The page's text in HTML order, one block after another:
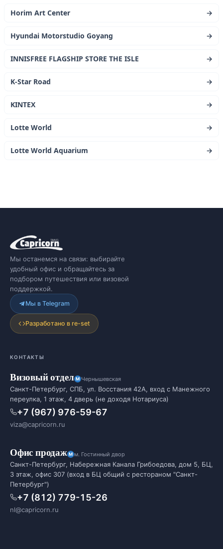
Horim Art Center →
Hyundai Motorstudio Goyang →
INNISFREE FLAGSHIP STORE THE ISLE →
K-Star Road →
KINTEX →
Lotte World →
Lotte World Aquarium →
Мы останемся на связи: выбирайте
удобный офис и обращайтесь за
подбором путешествия или визовой
поддержкой.
Мы в Telegram
Разработано в re-set
КОНТАКТЫ
Визовый отдел Чернышевская
Санкт-Петербург, СПБ, ул. Восстания 42А, вход с Манежного
переулка, 1 этаж, 4 дверь (не доходя Нотариуса)
+7 (967) 976-59-67
viza@capricorn.ru
Офис продаж м. Гостинный двор
Санкт-Петербург, Набережная Канала Грибоедова, дом 5, БЦ,
3 этаж, офис 307 (вход в БЦ общий с рестораном "Санкт-
Петербург")
+7 (812) 779-15-26
nl@capricorn.ru